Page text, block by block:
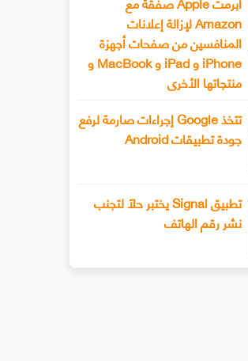
Amazon لإزالة إعلانات
المنافسين من صفحات أجهزة
iPhone و iPad و MacBook و
منتجاتها الأخرى
تتخذ Google إجراءات صارمة لرفع
جودة تطبيقات Android
تطبيق Signal يختبر حلًا لتجنب
نشر رقم الهاتف